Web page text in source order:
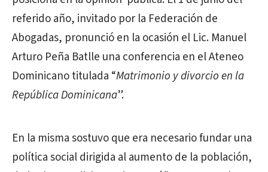
referido año, invitado por la Federación de
Abogadas, pronunció en la ocasión el Lic. Manuel
Arturo Peña Batlle una conferencia en el Ateneo
Dominicano titulada “Matrimonio y divorcio en la
República Dominicana”.
En la misma sostuvo que era necesario fundar una
política social dirigida al aumento de la población,